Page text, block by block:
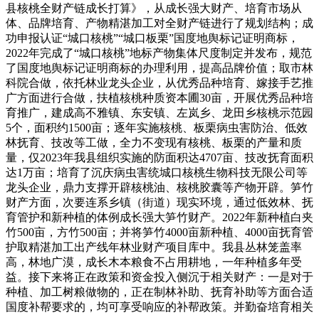
县核桃全财产链成长打算》，从成长强大财产、培育市场从
体、品牌培育、产物精湛加工对全财产链进行了规划结构；成
功申报认证“城口核桃”“城口板栗”国度地舆标记证明商标，
2022年完成了“城口核桃”地标产物集体尺度制定并发布，规范
了国度地舆标记证明商标的办理利用，提高品牌价值；取市林
科院合做，依托林业龙头企业，从优秀品种培育、嫁接手艺推
广方面进行合做，扶植核桃种质资本圃30亩，开展优秀品种培
育推广，建成高不雅镇、东安镇、左岚乡、龙田乡核桃示范园
5个，面积约1500亩；逐年实施核桃、板栗病虫害防治、低效
林抚育、技改等工做，全力不变现有核桃、板栗的产量和质
量，仅2023年我县组织实施的防面积达4707亩、技改抚育面积
达1万亩；培育了沉庆病虫害统城口核桃生物科技无限公司等
龙头企业，鼎力支撑开辟核桃油、核桃胶囊等产物开辟。笋竹
财产方面，次要连系乡镇（街道）现实环境，通过低效林、抚
育管护和新种植的体例成长强大笋竹财产。2022年新种植白夹
竹500亩，方竹500亩；并将笋竹4000亩新种植、4000亩抚育管
护取精湛加工出产线年林业财产项目库中。我县丛林笼盖率
高，林地广漠，成长木本粮食不占用耕地，一年种植多年受
益。接下来将正在政策和资金投入侧沉于相关财产：一是对于
种植、加工树粮做物的，正在制林补助、抚育补助等方面合适
国度补帮要求的，均可享受响应的补帮政策。并勤奋培育相关